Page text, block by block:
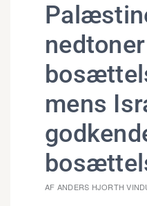
mens
AF ANDERS HJORTH